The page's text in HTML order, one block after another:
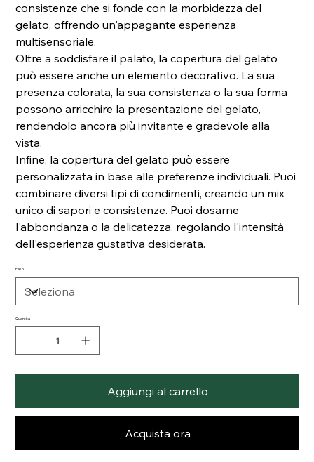
consistenze che si fonde con la morbidezza del
gelato, offrendo un'appagante esperienza
multisensoriale.
Oltre a soddisfare il palato, la copertura del gelato
può essere anche un elemento decorativo. La sua
presenza colorata, la sua consistenza o la sua forma
possono arricchire la presentazione del gelato,
rendendolo ancora più invitante e gradevole alla
vista.
Infine, la copertura del gelato può essere
personalizzata in base alle preferenze individuali. Puoi
combinare diversi tipi di condimenti, creando un mix
unico di sapori e consistenze. Puoi dosarne
l'abbondanza o la delicatezza, regolando l'intensità
dell'esperienza gustativa desiderata.
Peso
Quantità
Aggiungi al carrello
Acquista ora